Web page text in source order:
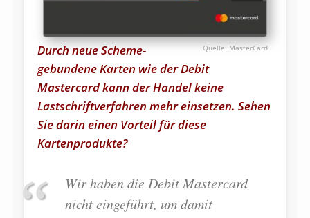
MasterCard
Durch neue Scheme-
gebundene Karten wie der Debit
Mastercard kann der Handel keine
Lastschrift­verfahren mehr einsetzen. Sehen
Sie darin einen Vorteil für diese
Kartenprodukte?
Wir haben die Debit Mastercard
nicht eingeführt, um damit